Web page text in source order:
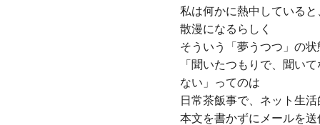
私は何かに熱中している
散漫になるらしく
そういう「夢うつつ」の
「聞いたつもりで、聞い
ない」ってのは
日常茶飯事で、ネット生
本文を書かずにメールを